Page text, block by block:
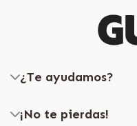
¿Te ayudamos?
¡No te pierdas!